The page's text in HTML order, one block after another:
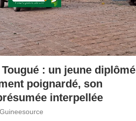
: un jeune diplômé
poignardé, son
interpellée
Guineesource